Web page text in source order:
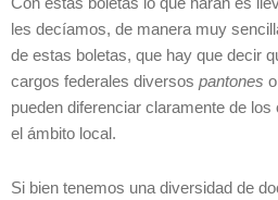
Con estas boletas lo que harán es
les decíamos, de manera muy
de estas boletas, que hay que decir
cargos federales diversos pantones
pueden diferenciar claramente de
el ámbito local.
Si bien tenemos una diversidad de